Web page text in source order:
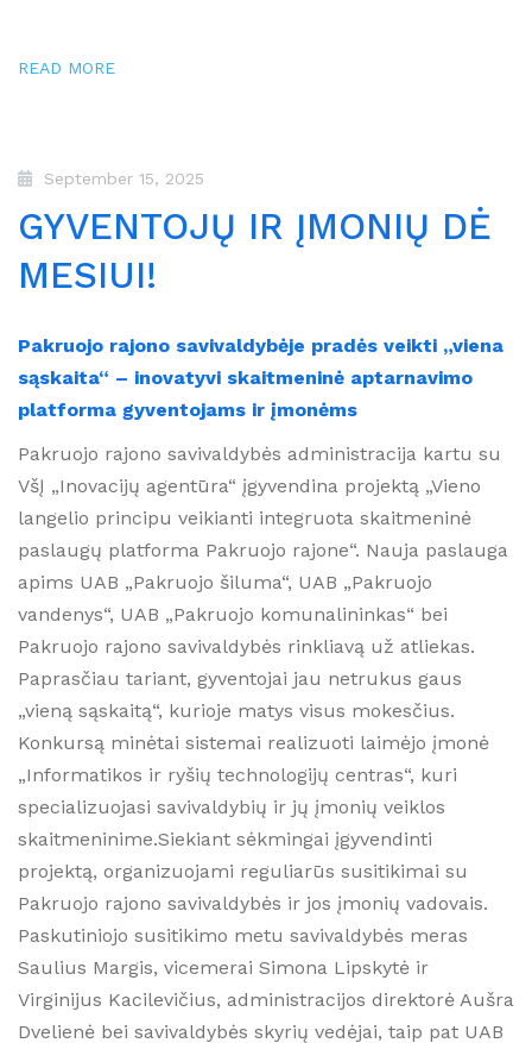
READ MORE
September 15, 2025
GYVENTOJŲ IR ĮMONIŲ DĖ
MESIUI!
Pakruojo rajono savivaldybėje pradės veikti „viena
sąskaita“ – inovatyvi skaitmeninė aptarnavimo
platforma gyventojams ir įmonėms
Pakruojo rajono savivaldybės administracija kartu su
VšĮ „Inovacijų agentūra“ įgyvendina projektą „Vieno
langelio principu veikianti integruota skaitmeninė
paslaugų platforma Pakruojo rajone“. Nauja paslauga
apims UAB „Pakruojo šiluma“, UAB „Pakruojo
vandenys“, UAB „Pakruojo komunalininkas“ bei
Pakruojo rajono savivaldybės rinkliavą už atliekas.
Paprasčiau tariant, gyventojai jau netrukus gaus
„vieną sąskaitą“, kurioje matys visus mokesčius.
Konkursą minėtai sistemai realizuoti laimėjo įmonė
„Informatikos ir ryšių technologijų centras“, kuri
specializuojasi savivaldybių ir jų įmonių veiklos
skaitmeninime.Siekiant sėkmingai įgyvendinti
projektą, organizuojami reguliarūs susitikimai su
Pakruojo rajono savivaldybės ir jos įmonių vadovais.
Paskutiniojo susitikimo metu savivaldybės meras
Saulius Margis, vicemerai Simona Lipskytė ir
Virginijus Kacilevičius, administracijos direktorė Aušra
Dvelienė bei savivaldybės skyrių vedėjai, taip pat UAB